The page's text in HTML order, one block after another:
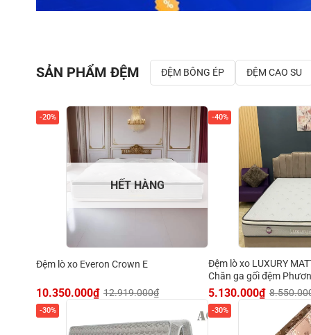
SẢN PHẨM ĐỆM ĐỆM BÔNG ÉP ĐỆM CAO SU
-20%
HẾT HÀNG
Đệm lò xo Everon Crown E
12.919.000₫
10.350.000₫
-40%
Đệm lò xo LUXURY
Chăn ga gối đệm
5.130.000₫
-30% -30%